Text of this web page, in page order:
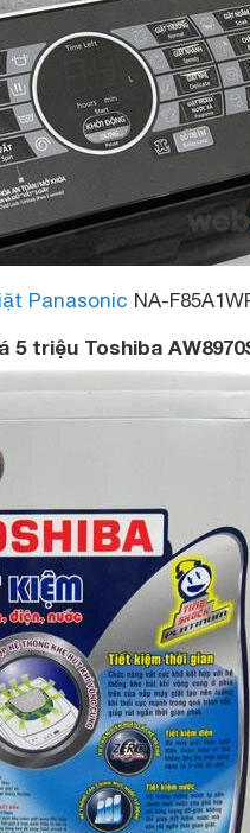
Panasonic NA-
5 triệu Toshiba